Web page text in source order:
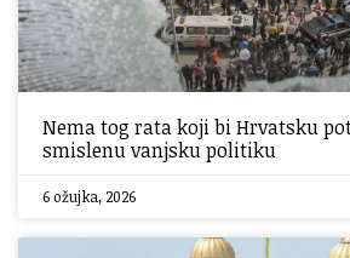
Nema tog rata koji bi Hrvatsku
smislenu vanjsku politiku
6 ožujka, 2026